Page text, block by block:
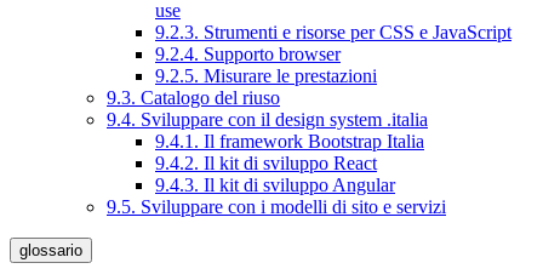
use
9.2.3. Strumenti e risorse per CSS e JavaScript
9.2.4. Supporto browser
9.2.5. Misurare le prestazioni
9.3. Catalogo del riuso
9.4. Sviluppare con il design system .italia
9.4.1. Il framework Bootstrap Italia
9.4.2. Il kit di sviluppo React
9.4.3. Il kit di sviluppo Angular
9.5. Sviluppare con i modelli di sito e servizi
glossario